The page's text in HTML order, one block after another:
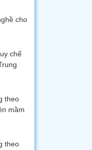
cho
chế
theo
mầm
theo